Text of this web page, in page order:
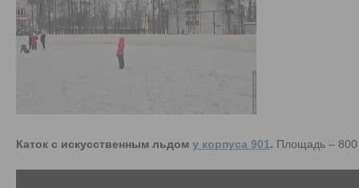
Каток с искусственным льдом у корпуса 901. Площадь – 800